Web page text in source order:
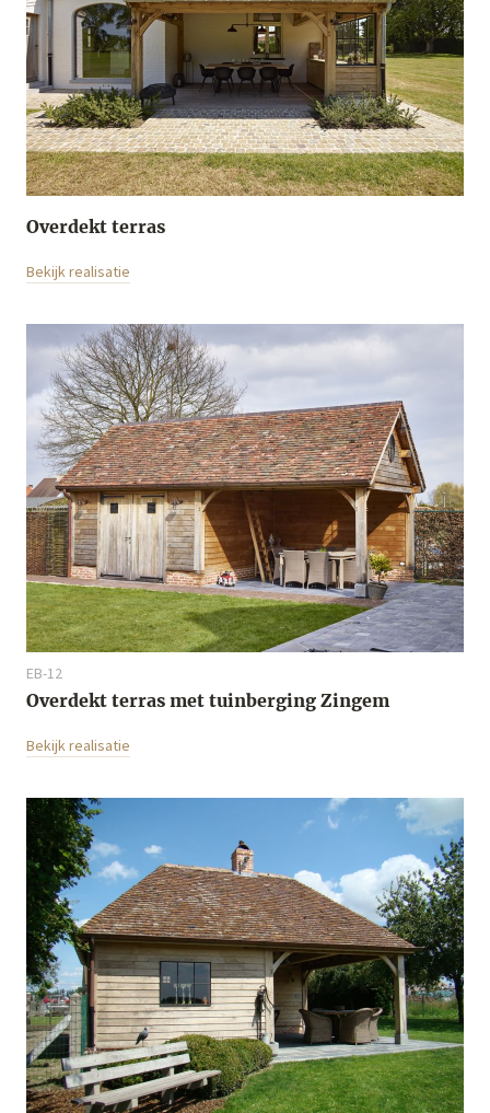
Overdekt terras
Bekijk realisatie
EB-12
Overdekt terras met tuinberging Zingem
Bekijk realisatie